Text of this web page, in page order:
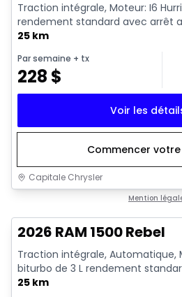
Traction intégrale, Moteur: I6
rendement standard avec arrêt
25 km
Par semaine + tx
228 $
Voir les
Commencer
Capitale Chrysler
Mention
2026 RAM 1500 Rebel
Traction intégrale, Automatique,
biturbo de 3 L rendement
25 km